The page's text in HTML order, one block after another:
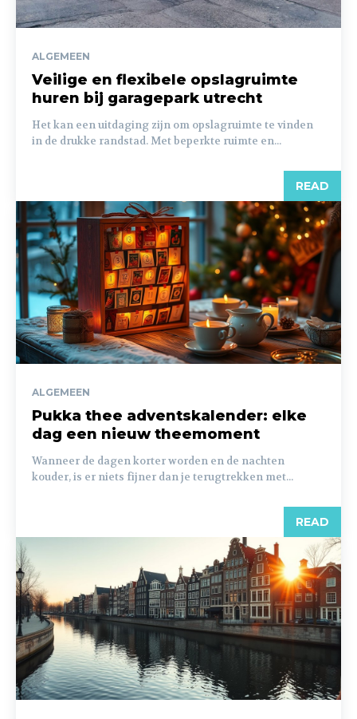
ALGEMEEN
Veilige en flexibele opslagruimte
huren bij garagepark utrecht
Het kan een uitdaging zijn om opslagruimte te vinden
in de drukke randstad. Met beperkte ruimte en...
READ
ALGEMEEN
Pukka thee adventskalender: elke
dag een nieuw theemoment
Wanneer de dagen korter worden en de nachten
kouder, is er niets fijner dan je terugtrekken met...
READ